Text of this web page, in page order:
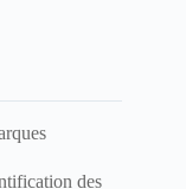
des